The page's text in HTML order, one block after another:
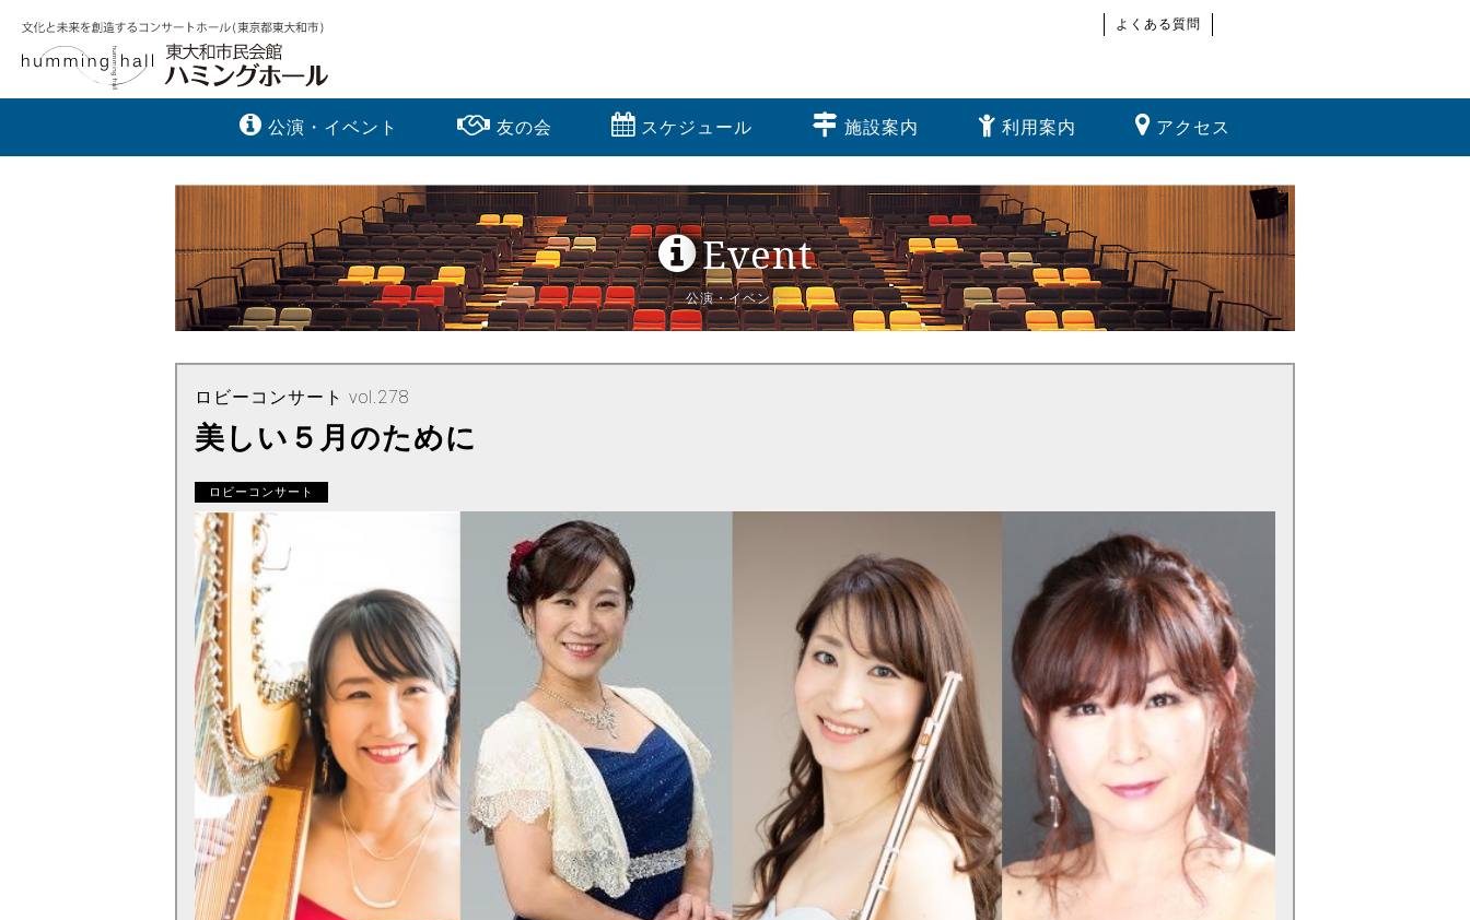
よくある質問
公演・イベント 友の会 スケジュール 施設案内 利用案内 アクセス
Event
公演・イベント
ロビーコンサート vol.278
美しい５月のために
ロビーコンサート